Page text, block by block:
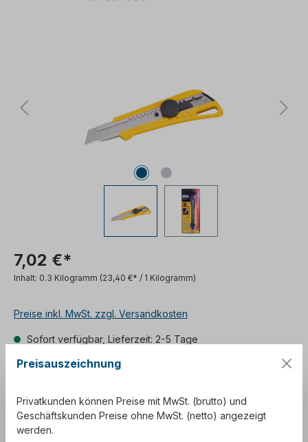
7,02 €*
Inhalt: 0.3 Kilogramm (23,40 €* / 1 Kilogramm)
Preise inkl. MwSt. zzgl. Versandkosten
Sofort verfügbar, Lieferzeit: 2-5 Tage
Produktnummer:SW10058
Preisauszeichnung
Privatkunden können Preise mit MwSt. (brutto) und
Geschäftskunden Preise ohne MwSt. (netto) angezeigt
werden.